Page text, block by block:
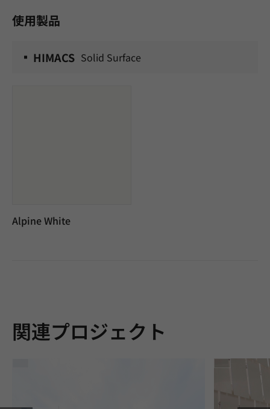
使用製品
HIMACS Solid Surface
Alpine White
関連プロジェクト